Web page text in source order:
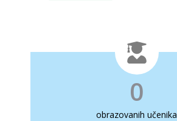
obrazovanih učenika
0